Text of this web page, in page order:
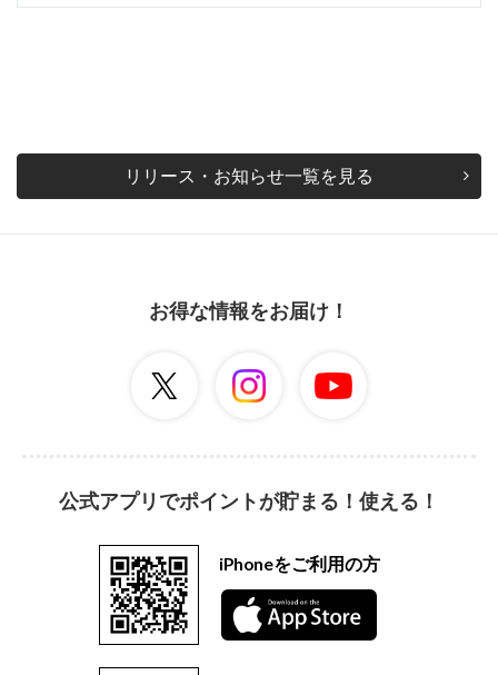
リリース・お知らせ一覧を見る
お得な情報をお届け！
公式アプリでポイントが貯まる！使える！
iPhoneをご利用の方